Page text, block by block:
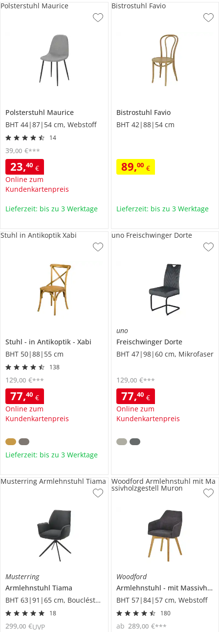
Polsterstuhl Maurice
BHT 44|87|54 cm, Webstoff
14
23,40 €
Online zum
Kundenkartenpreis
39,00 €***
Polsterstuhl Maurice
Lieferzeit: bis zu 3 Werktage
Bistrostuhl Favio
BHT 42|88|54 cm
89,00 €
Bistrostuhl Favio
Lieferzeit: bis zu 3 Werktage
Stuhl in Antikoptik
Xabi
BHT 50|88|55 cm
138
77,40 €
Online zum
Kundenkartenpreis
129,00 €***
Stuhl in Antikoptik Xabi
Lieferzeit: bis zu 3 Werktage
uno
Freischwinger Dorte
BHT 47|98|60 cm, Mikrofaser
77,40 €
Online zum
Kundenkartenpreis
129,00 €***
uno Freischwinger Dorte
Musterring
Armlehnstuhl Tiama
BHT 63|91|65 cm, Boucléstoff
18
299,00 €UVP
Musterring Armlehnstuhl Tiama
Woodford
Armlehnstuhl
mit Massivholzgestell
BHT 57|84|57 cm, Webstoff
180
ab 289,00 €***
Woodford Armlehnstuhl mit Ma
ssivholzgestell Muron